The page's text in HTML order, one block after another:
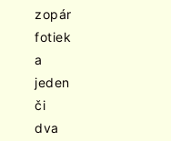
zopár
fotiek
a
jeden
či
dva